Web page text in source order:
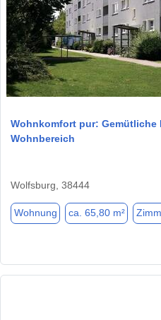
Wohnkomfort pur:
Wohnbereich
Wolfsburg, 38444
Wohnung ca. 65,80 m²